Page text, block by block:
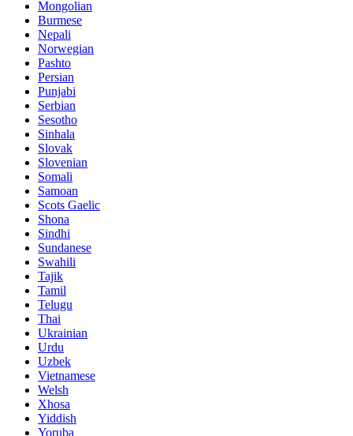
Mongolian
Burmese
Nepali
Norwegian
Pashto
Persian
Punjabi
Serbian
Sesotho
Sinhala
Slovak
Slovenian
Somali
Samoan
Scots Gaelic
Shona
Sindhi
Sundanese
Swahili
Tajik
Tamil
Telugu
Thai
Ukrainian
Urdu
Uzbek
Vietnamese
Welsh
Xhosa
Yiddish
Yoruba